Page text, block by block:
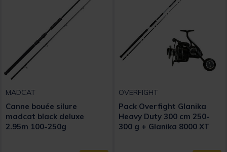
MADCAT
Canne bouée silure
madcat black deluxe
2.95m 100-250g
OVERFIGHT
Pack Overfight Glanika
Heavy Duty 300 cm 250-
300 g + Glanika 8000 XT